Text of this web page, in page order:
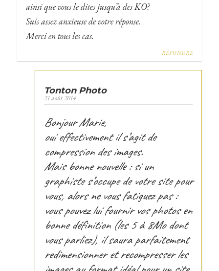
ainsi que vous le dites jusqu’à des KO?
Suis assez anxieuse de votre réponse.
Merci en tous les cas.
RÉPONDRE
Tonton Photo
21 août 2014
Bonjour Marie,
oui effectivement il s’agit de
compression des images.
Mais bonne nouvelle : si un
graphiste s’occupe de votre site pour
vous, alors ne vous fatiguez pas :
vous pouvez lui fournir vos photos en
bonne définition (les 5 à 8Mo dont
vous parliez), il saura parfaitement
redimensionner et recompresser les